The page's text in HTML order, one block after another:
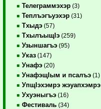
Телеграммэхэр (3)
Теплъэгъуэхэр (31)
Тхыдэ (57)
ТхылъыщIэ (259)
Узыншагъэ (95)
Указ (147)
Унафэ (20)
УнафэщIым и псалъэ (1)
УпщIэхэмрэ жэуапхэмрэ
Ухуэныгъэ (16)
Фестиваль (34)